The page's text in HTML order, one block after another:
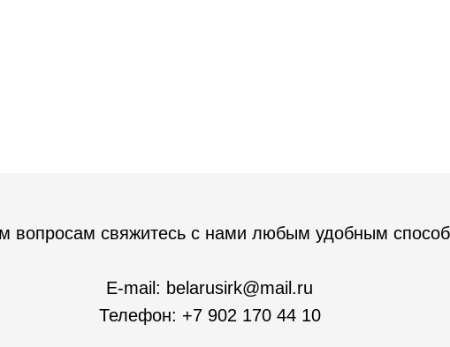
вопросам свяжитесь с нами любым удобным
E-mail: belarusirk@mail.ru
Телефон: +7 902 170 44 10